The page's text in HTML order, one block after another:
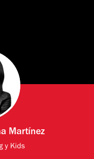
Martínez
y Kids